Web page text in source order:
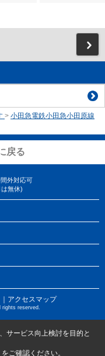
> 小田急電鉄小田急小田原線
戻る
外対応可
無休)
｜アクセスマップ
rights reserved.
サービス向上検討を目的と
をご確認ください。